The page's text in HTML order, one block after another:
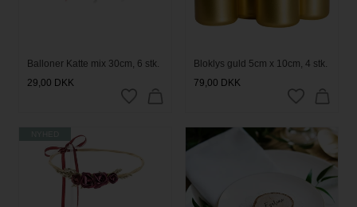
Balloner Katte mix 30cm, 6 stk.
29,00 DKK
Bloklys guld 5cm x 10cm, 4 stk.
79,00 DKK